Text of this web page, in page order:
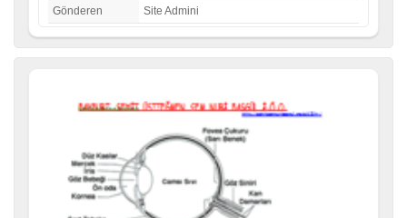
Gönderen
Site Admini